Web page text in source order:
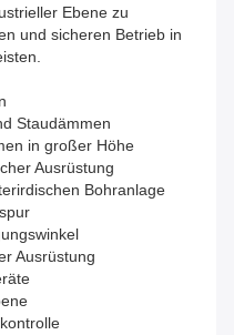
Ebene zu
und sicheren Betrieb in
Staudämmen
in großer Höhe
Ausrüstung
Bohranlage
Ausrüstung